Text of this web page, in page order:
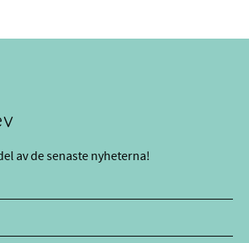
av de senaste nyheterna!